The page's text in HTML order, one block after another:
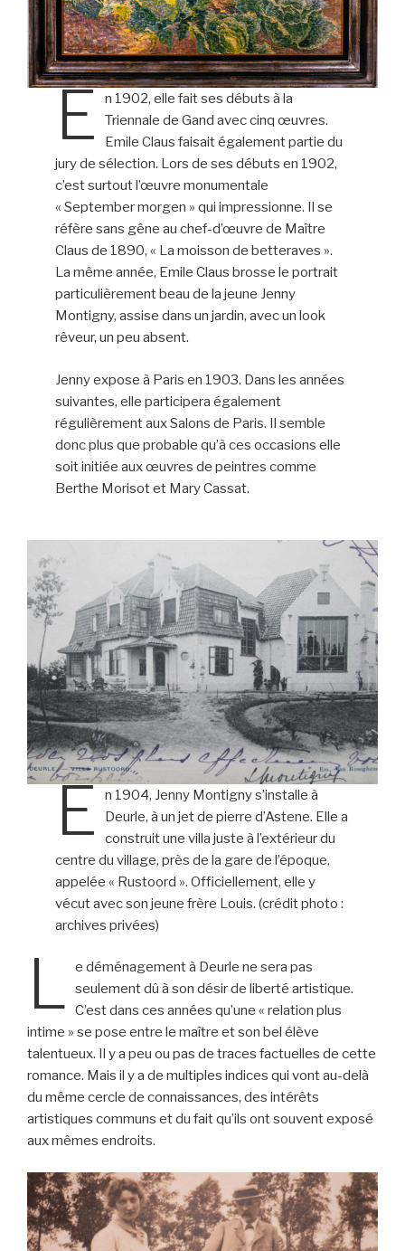
E n 1902, elle fait ses débuts à la
Triennale de Gand avec cinq œuvres.
Emile Claus faisait également partie du
jury de sélection. Lors de ses débuts en 1902,
c’est surtout l’œuvre monumentale
« September morgen » qui impressionne. Il se
réfère sans gêne au chef-d’œuvre de Maître
Claus de 1890, « La moisson de betteraves ».
La même année, Emile Claus brosse le portrait
particulièrement beau de la jeune Jenny
Montigny, assise dans un jardin, avec un look
rêveur, un peu absent.
Jenny expose à Paris en 1903. Dans les années
suivantes, elle participera également
régulièrement aux Salons de Paris. Il semble
donc plus que probable qu’à ces occasions elle
soit initiée aux œuvres de peintres comme
Berthe Morisot et Mary Cassat.
E n 1904, Jenny Montigny s’installe à
Deurle, à un jet de pierre d’Astene. Elle a
construit une villa juste à l’extérieur du
centre du village, près de la gare de l’époque,
appelée « Rustoord ». Officiellement, elle y
vécut avec son jeune frère Louis. (crédit photo :
archives privées)
L
e déménagement à Deurle ne sera pas
seulement dû à son désir de liberté artistique.
C’est dans ces années qu’une « relation plus
intime » se pose entre le maître et son bel élève
talentueux. Il y a peu ou pas de traces factuelles de cette
romance. Mais il y a de multiples indices qui vont au-delà
du même cercle de connaissances, des intérêts
artistiques communs et du fait qu’ils ont souvent exposé
aux mêmes endroits.